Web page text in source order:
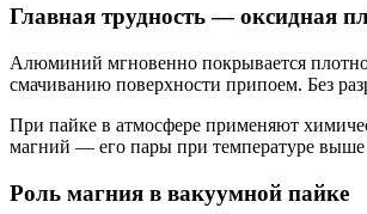
Главная трудность — оксидная
Алюминий мгновенно покрывается
смачиванию поверхности припоем. Без
При пайке в атмосфере применяют
магний — его пары при температуре выше
Роль магния в вакуумной пайке